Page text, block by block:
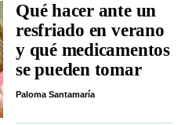
Qué hacer ante un
resfriado en verano
y qué medicamentos
se pueden tomar
Paloma Santamaría